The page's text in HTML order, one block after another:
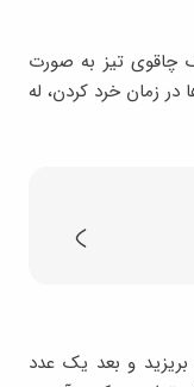
چاقوی تیز به صورت
زمان خرد کردن، له
و بعد یک عدد